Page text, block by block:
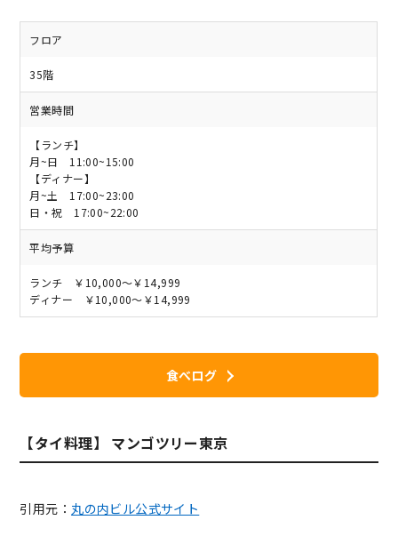
フロア
35階
営業時間
【ランチ】
月~日 11:00~15:00
【ディナー】
月~土 17:00~23:00
日・祝 17:00~22:00
平均予算
ランチ ￥10,000～￥14,999
ディナー ￥10,000～￥14,999
食べログ
【タイ料理】 マンゴツリー東京
引用元： 丸の内ビル公式サイト